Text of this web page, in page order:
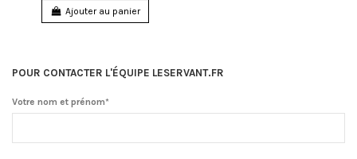
Ajouter au panier
POUR CONTACTER L'ÉQUIPE LESERVANT.FR
Votre nom et prénom*